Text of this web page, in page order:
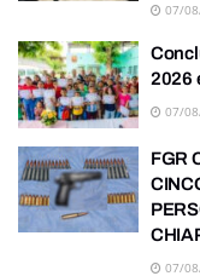
07/
2026
07/
FGR
07/